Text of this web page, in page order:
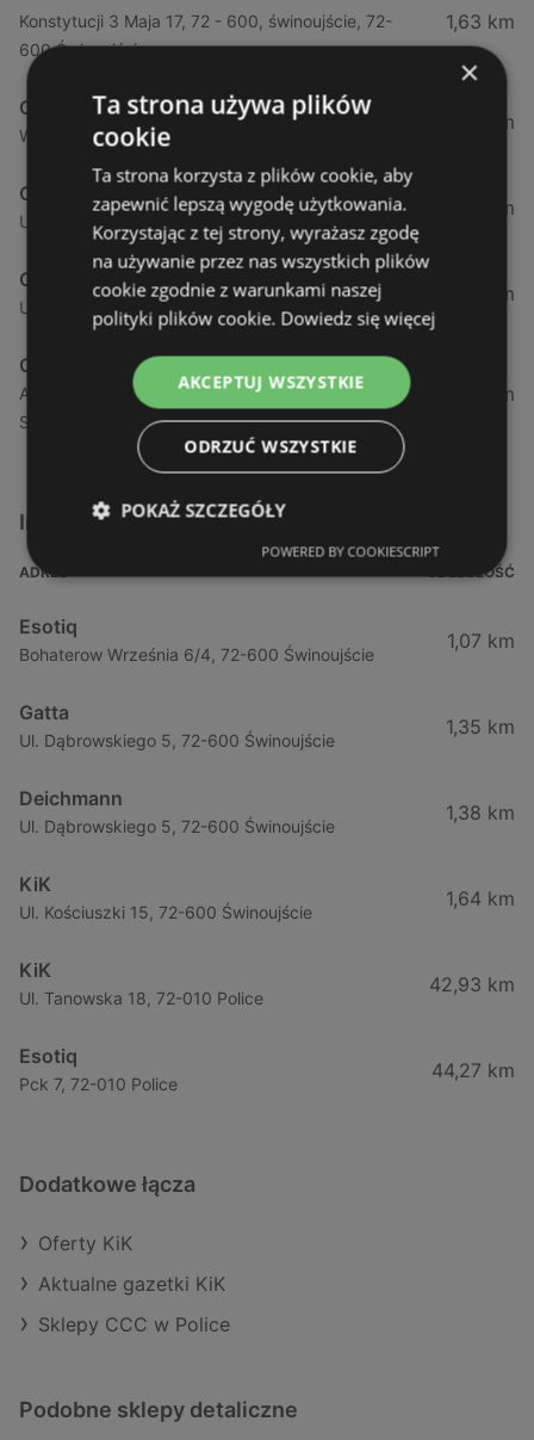
Konstytucji 3 Maja 17, 72 - 600, świnoujście, 72-
600 Świnoujście
1,63 km
CCC
Wyszyńskiego, 13, 72-009 Police
44,3 km
CCC
Ul. Dworcowa, 9, 72-100 Goleniów
53,74 km
CCC
Ul. Ku Słońcu, 67, 71-041 Szczecin
54,5 km
CCC
Al. Wyzwolenia 18, 70 - 554, szczecin, 70-532
Szczecin
55,43 km
Inne sklepy Odzież i obuwie w pobliżu
ADRES ODLEGŁOŚĆ
Esotiq
Bohaterow Września 6/4, 72-600 Świnoujście
1,07 km
Gatta
Ul. Dąbrowskiego 5, 72-600 Świnoujście
1,35 km
Deichmann
Ul. Dąbrowskiego 5, 72-600 Świnoujście
1,38 km
KiK
Ul. Kościuszki 15, 72-600 Świnoujście
1,64 km
KiK
Ul. Tanowska 18, 72-010 Police
42,93 km
Esotiq
Pck 7, 72-010 Police
44,27 km
Dodatkowe łącza
Oferty KiK
Aktualne gazetki KiK
Sklepy CCC w Police
Podobne sklepy detaliczne
×
Ta strona używa plików
cookie
Ta strona korzysta z plików cookie, aby
zapewnić lepszą wygodę użytkowania.
Korzystając z tej strony, wyrażasz zgodę
na używanie przez nas wszystkich plików
cookie zgodnie z warunkami naszej
polityki plików cookie. Dowiedz się więcej
AKCEPTUJ WSZYSTKIE
ODRZUĆ WSZYSTKIE
POKAŻ SZCZEGÓŁY
POWERED BY COOKIESCRIPT